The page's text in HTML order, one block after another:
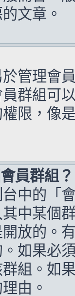
文章。
管理會
群組可
限，像
員群組？
中的「
中某個
放的。
如果必
組。如
由。